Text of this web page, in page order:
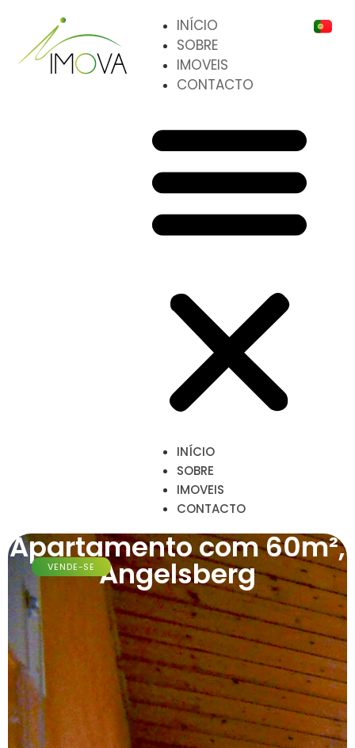
INÍCIO
SOBRE
IMOVEIS
CONTACTO
INÍCIO
SOBRE
IMOVEIS
CONTACTO
Apartamento com 60m²,
Angelsberg
VENDE-SE